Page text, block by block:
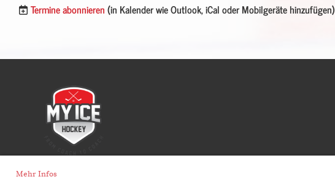
Mehr Infos
Termine abonnieren(in Kalender wie Outlook, iCal oder Mobilgeräte hinzufügen)